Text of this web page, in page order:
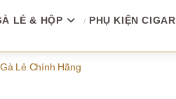
LẺ & HỘP PHỤ KIỆN CIGAR